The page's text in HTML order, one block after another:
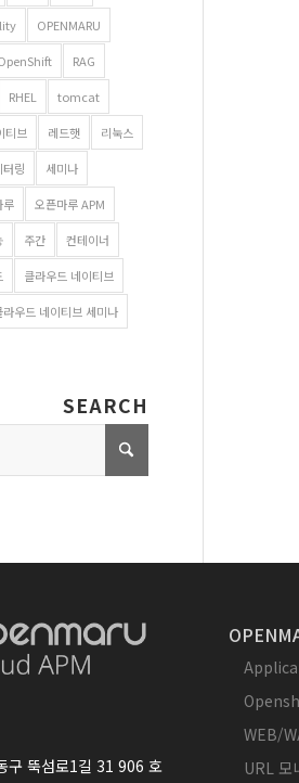
OPENMARU
RAG
RHEL tomcat
티브 레드햇 리눅스
터링 세미나
루 오픈마루 APM
주간 컨테이너
클라우드 네이티브
라우드 네이티브 세미나
SEARCH
구 뚝섬로1길 31 906 호
WEB/
URL 모